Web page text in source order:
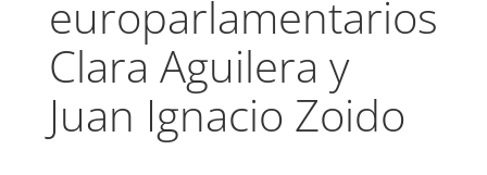
europarlamentarios
Clara Aguilera y
Juan Ignacio Zoido